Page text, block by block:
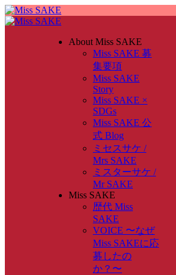
About Miss SAKE
Miss SAKE 募
集要項
Miss SAKE
Story
Miss SAKE ×
SDGs
Miss SAKE 公
式 Blog
ミセスサケ /
Mrs SAKE
ミスターサケ /
Mr SAKE
Miss SAKE
歴代 Miss
SAKE
VOICE 〜なぜ
Miss SAKEに応
募したの
か？〜